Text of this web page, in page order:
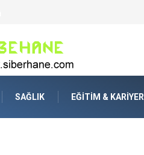
SAĞLIK EĞITIM & KARIYER